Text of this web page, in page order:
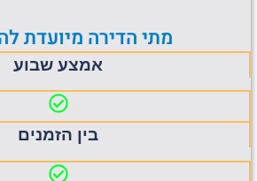
מתי הדירה מיועדת
אמצע שבוע
בין הזמנים